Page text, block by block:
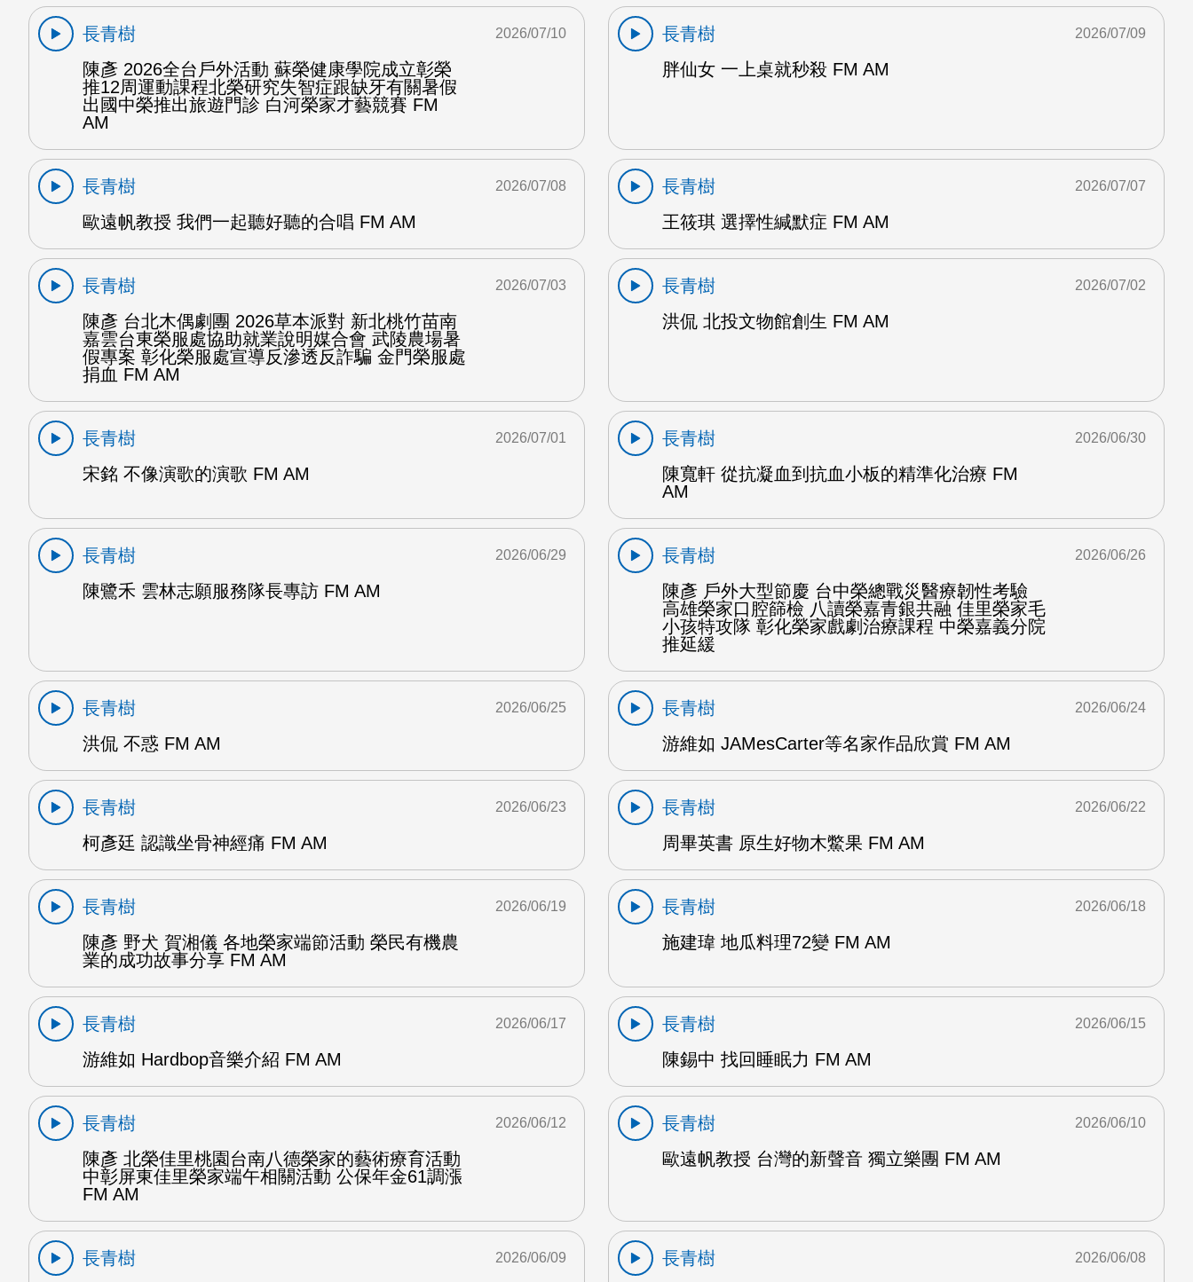
長青樹
陳彥 2026全台戶外活動 蘇榮健康學院成立彰榮
推12周運動課程北榮研究失智症跟缺牙有關暑假
出國中榮推出旅遊門診 白河榮家才藝競賽 FM
AM
2026/07/10
長青樹
胖仙女 一上桌就秒殺 FM AM
2026/07/09
長青樹
歐遠帆教授 我們一起聽好聽的合唱 FM AM
2026/07/08
長青樹
王筱琪 選擇性緘默症 FM AM
2026/07/07
長青樹
陳彥 台北木偶劇團 2026草本派對 新北桃竹苗南
嘉雲台東榮服處協助就業說明媒合會 武陵農場暑
假專案 彰化榮服處宣導反滲透反詐騙 金門榮服處
捐血 FM AM
2026/07/03
長青樹
洪侃 北投文物館創生 FM AM
2026/07/02
長青樹
宋銘 不像演歌的演歌 FM AM
2026/07/01
長青樹
陳寬軒 從抗凝血到抗血小板的精準化治療 FM
AM
2026/06/30
長青樹
陳鷺禾 雲林志願服務隊長專訪 FM AM
2026/06/29
長青樹
陳彥 戶外大型節慶 台中榮總戰災醫療韌性考驗
高雄榮家口腔篩檢 八讀榮嘉青銀共融 佳里榮家毛
小孩特攻隊 彰化榮家戲劇治療課程 中榮嘉義分院
推延緩
2026/06/26
長青樹
洪侃 不惑 FM AM
2026/06/25
長青樹
游維如 JAMesCarter等名家作品欣賞 FM AM
2026/06/24
長青樹
柯彥廷 認識坐骨神經痛 FM AM
2026/06/23
長青樹
周畢英書 原生好物木鱉果 FM AM
2026/06/22
長青樹
陳彥 野犬 賀湘儀 各地榮家端節活動 榮民有機農
業的成功故事分享 FM AM
2026/06/19
長青樹
施建瑋 地瓜料理72變 FM AM
2026/06/18
長青樹
游維如 Hardbop音樂介紹 FM AM
2026/06/17
長青樹
陳錫中 找回睡眠力 FM AM
2026/06/15
長青樹
陳彥 北榮佳里桃園台南八德榮家的藝術療育活動
中彰屏東佳里榮家端午相關活動 公保年金61調漲
FM AM
2026/06/12
長青樹
歐遠帆教授 台灣的新聲音 獨立樂團 FM AM
2026/06/10
長青樹 2026/06/09 長青樹 2026/06/08